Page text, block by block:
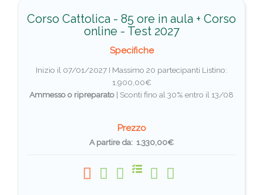
Corso Cattolica - 85 ore in aula + Corso
online - Test 2027
Specifiche
Inizio il 07/01/2027 I Massimo 20 partecipanti Listino:
1.900,00€
Ammesso o ripreparato | Sconti fino al 30% entro il 13/08
Prezzo
A partire da: 1.330,00€